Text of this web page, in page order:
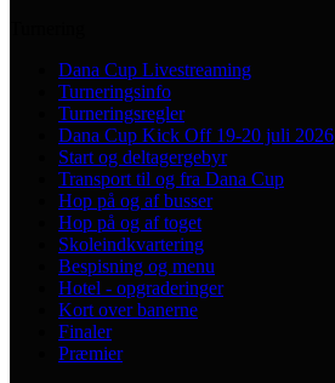
Dana Cup Livestreaming
Turneringsinfo
Turneringsregler
Dana Cup Kick Off 19-20 juli 2026
Start og deltagergebyr
Transport til og fra Dana Cup
Hop på og af busser
Hop på og af toget
Skoleindkvartering
Bespisning og menu
Hotel - opgraderinger
Kort over banerne
Finaler
Præmier